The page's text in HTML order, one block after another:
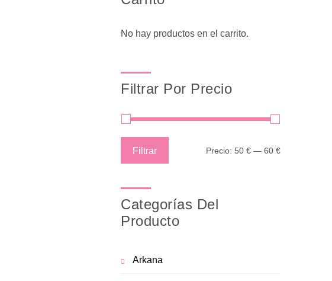
No hay productos en el carrito.
Filtrar Por Precio
Filtrar Precio: 50 € — 60 €
Categorías Del
Producto
Arkana